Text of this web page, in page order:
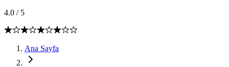
4.0 / 5
Ana Sayfa